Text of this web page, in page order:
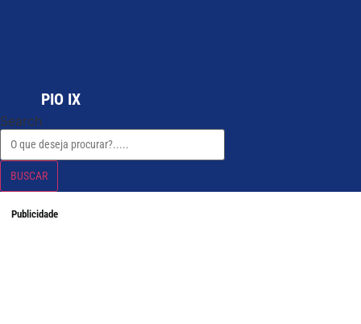
PIO IX
Search
BUSCAR
Publicidade